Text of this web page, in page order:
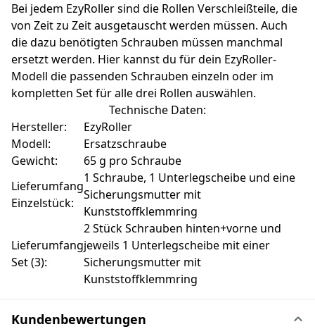
Bei jedem EzyRoller sind die Rollen Verschleißteile, die
von Zeit zu Zeit ausgetauscht werden müssen. Auch
die dazu benötigten Schrauben müssen manchmal
ersetzt werden. Hier kannst du für dein EzyRoller-
Modell die passenden Schrauben einzeln oder im
kompletten Set für alle drei Rollen auswählen.
Technische Daten:
Hersteller:
EzyRoller
Modell:
Ersatzschraube
Gewicht:
65 g pro Schraube
Lieferumfang
Einzelstück:
1 Schraube, 1 Unterlegscheibe und eine
Sicherungsmutter mit
Kunststoffklemmring
Lieferumfang
Set (3):
2 Stück Schrauben hinten+vorne und
jeweils 1 Unterlegscheibe mit einer
Sicherungsmutter mit
Kunststoffklemmring
Kundenbewertungen